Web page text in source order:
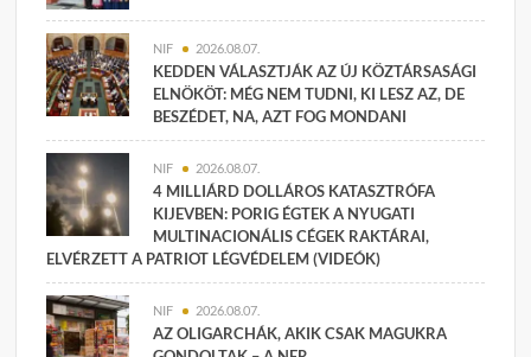
NIF 2026.08.07.
KEDDEN VÁLASZTJÁK AZ ÚJ KÖZTÁRSASÁGI
ELNÖKÖT: MÉG NEM TUDNI, KI LESZ AZ, DE
BESZÉDET, NA, AZT FOG MONDANI
NIF 2026.08.07.
4 MILLIÁRD DOLLÁROS KATASZTRÓFA
KIJEVBEN: PORIG ÉGTEK A NYUGATI
MULTINACIONÁLIS CÉGEK RAKTÁRAI,
ELVÉRZETT A PATRIOT LÉGVÉDELEM (VIDEÓK)
NIF 2026.08.07.
AZ OLIGARCHÁK, AKIK CSAK MAGUKRA